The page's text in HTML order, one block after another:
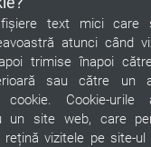
fișiere text mici care
atunci când
trimise înapoi
sau către un
cookie. Cookie-
un site web, care
vizitele pe site-ul